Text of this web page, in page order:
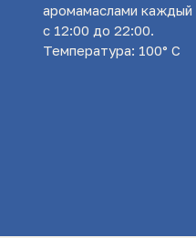
аромамаслами каждый
с 12:00 до 22:00.
Температура: 100° С